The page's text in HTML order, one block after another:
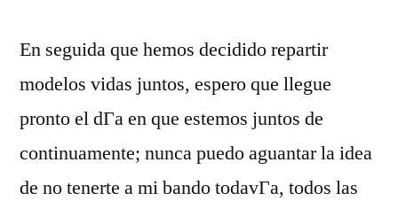
En seguida que hemos decidido repartir
modelos vidas juntos, espero que llegue
pronto el dГ­a en que estemos juntos de
continuamente; nunca puedo aguantar la idea
de no tenerte a mi bando todavГ­a, todos las